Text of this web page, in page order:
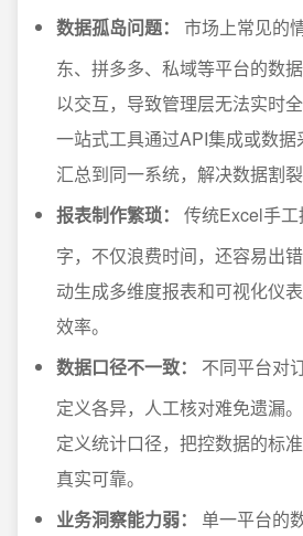
数据孤岛问题：
市场上常见的
东、拼多多、私域等平台的数
以交互，导致管理层无法实时
一站式工具通过API集成或数
汇总到同一系统，解决数据割裂
报表制作繁琐：
传统Excel手
字，不仅浪费时间，还容易出
动生成多维度报表和可视化仪
效率。
数据口径不一致：
不同平台对
定义各异，人工核对难免遗漏
定义统计口径，把控数据的标
真实可靠。
业务洞察能力弱：
单一平台的